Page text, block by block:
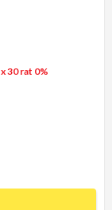
x 30 rat 0%